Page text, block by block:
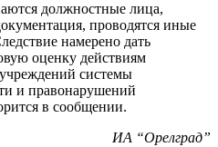
должностные лица,
проводятся иные
намерено дать
оценку действиям
системы
и правонарушений
в сообщении.
ИА “Орелград”